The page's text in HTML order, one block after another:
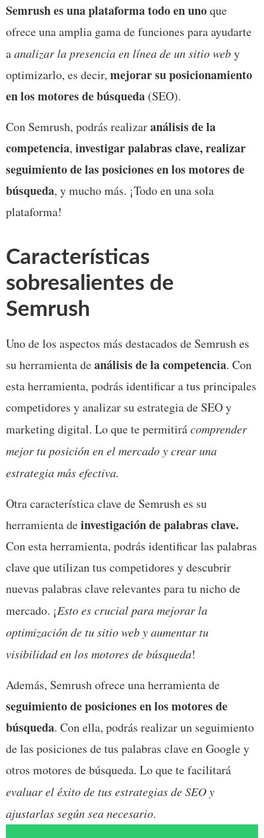
Semrush es una plataforma todo en uno que
ofrece una amplia gama de funciones para ayudarte
a analizar la presencia en línea de un sitio web y
optimizarlo, es decir, mejorar su posicionamiento
en los motores de búsqueda (SEO).
Con Semrush, podrás realizar análisis de la
competencia, investigar palabras clave, realizar
seguimiento de las posiciones en los motores de
búsqueda, y mucho más. ¡Todo en una sola
plataforma!
Características
sobresalientes de
Semrush
Uno de los aspectos más destacados de Semrush es
su herramienta de análisis de la competencia. Con
esta herramienta, podrás identificar a tus principales
competidores y analizar su estrategia de SEO y
marketing digital. Lo que te permitirá comprender
mejor tu posición en el mercado y crear una
estrategia más efectiva.
Otra característica clave de Semrush es su
herramienta de investigación de palabras clave.
Con esta herramienta, podrás identificar las palabras
clave que utilizan tus competidores y descubrir
nuevas palabras clave relevantes para tu nicho de
mercado. ¡Esto es crucial paramejorar la
optimización de tu sitio web y aumentar tu
visibilidad en los motores de búsqueda!
seguimiento de posiciones en los motores de
búsqueda. Con ella, podrás realizar un seguimiento
de las posiciones de tus palabras clave en Google y
evaluar el éxito de tus estrategias de SEO y
ajustarlas según sea necesario.